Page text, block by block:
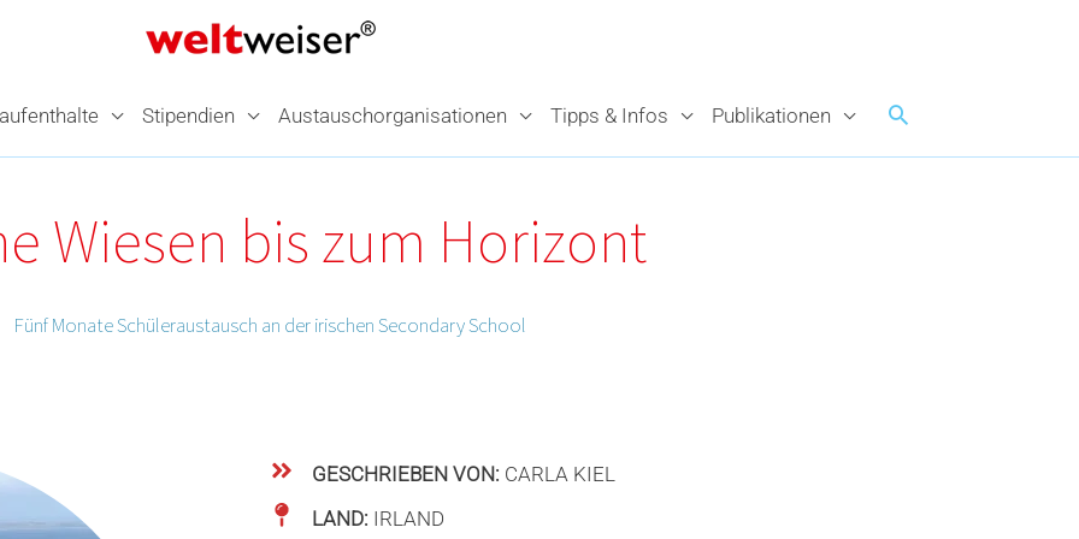
Stipendien Austausch­organisationen Tipps & Infos Publikationen
Wiesen bis zum Horizont
Fünf Monate Schüleraustausch an der irischen Secondary School
GESCHRIEBEN VON: CARLA KIEL
LAND: IRLAND